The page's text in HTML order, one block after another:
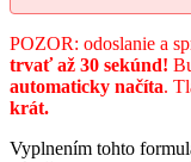
POZOR: odoslanie a
trvať až 30 sekúnd!
automaticky načíta.
krát.
Vyplnením tohto